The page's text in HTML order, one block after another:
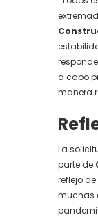
a cabo
manera
La
parte de
reflejo
muchas